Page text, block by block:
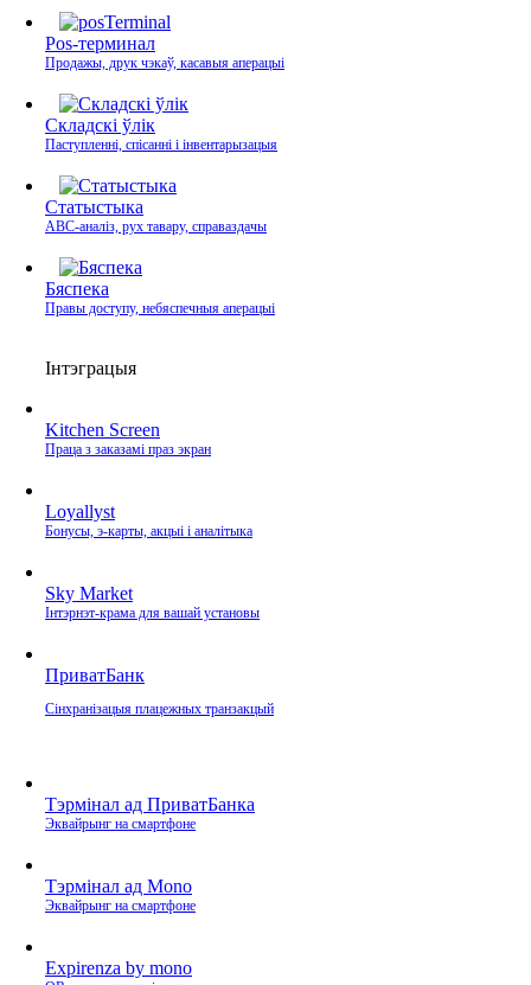
Pos-терминал
Продажы, друк чэкаў, касавыя аперацыі
Складскі ўлік
Паступленні, спісанні і інвентарызацыя
Статыстыка
ABC-аналіз, рух тавару, справаздачы
Бяспека
Правы доступу, небяспечныя аперацыі
Інтэграцыя
Kitchen Screen
Праца з заказамі праз экран
Loyallyst
Бонусы, э‑карты, акцыі і аналітыка
Sky Market
Інтэрнэт‑крама для вашай установы
ПриватБанк
Сінхранізацыя плацежных транзакцый
Тэрмінал ад ПриватБанка
Эквайрынг на смартфоне
Тэрмінал ад Mono
Эквайрынг на смартфоне
Expirenza by mono